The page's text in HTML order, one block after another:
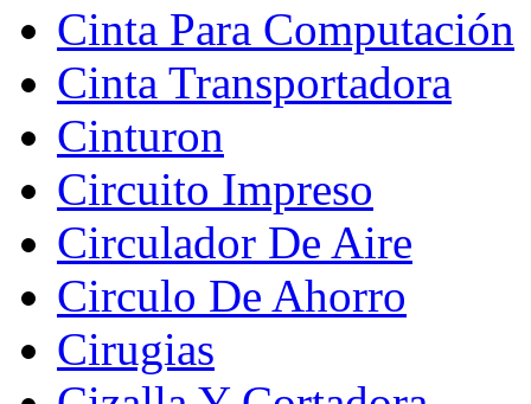
Cinta Para Computación
Cinta Transportadora
Cinturon
Circuito Impreso
Circulador De Aire
Circulo De Ahorro
Cirugias